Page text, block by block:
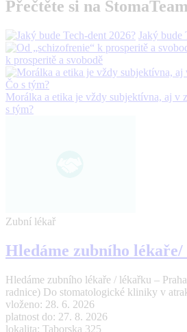
Přečtěte si na
Jaký bude
k prosperitě a svobodě
Morálka a etika je vždy subjektívna, aj v
s tým?
Zubní lékař
Hledáme zubního
Hledáme zubního lékaře / lékařku –
radnice) Do stomatologické kliniky v
vloženo: 28. 6. 2026
platnost do: 27. 8. 2026
lokalita: Taborska 325